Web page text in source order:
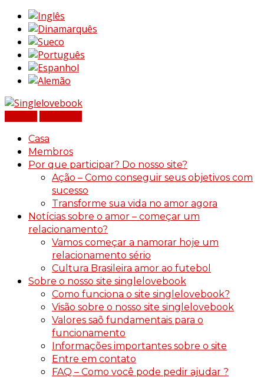
Casa
Membros
Por que participar? Do nosso site?
Ação – Como conseguir seus objetivos com
sucesso
Transforme sua vida no amor agora
Notícias sobre o amor – começar um
relacionamento?
Vamos começar a namorar hoje um
relacionamento sério
Cultura Brasileira amor ao futebol
Sobre o nosso site singlelovebook
Como funciona o site singlelovebook?
Visão sobre o nosso site singlelovebook
Valores saõ fundamentais para o
funcionamento
Informações importantes sobre o site
Entre em contato
FAQ – Como você pode pedir ajudar ?